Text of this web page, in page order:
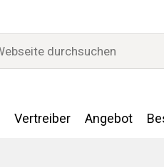
Vertreiber Angebot